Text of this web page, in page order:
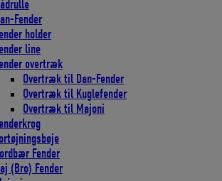
Fender
holder
line
overtræk
Overtræk til Dan-Fender
Overtræk til Kuglefender
Overtræk til Majoni
Fender
(Bro) Fender